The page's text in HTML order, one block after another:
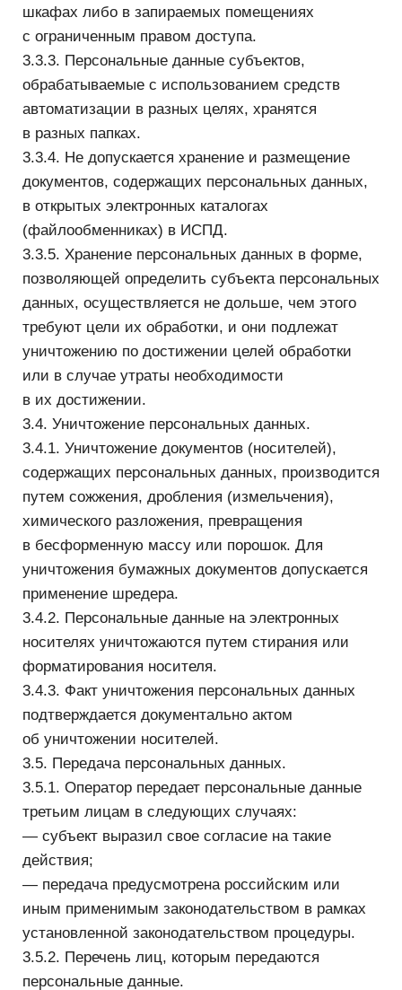
— территориальный фонд обязательного
медицинского страхования (на законных
основаниях);
— страховые медицинские организации
по обязательному и добровольному
медицинскому страхованию (на законных
основаниях);
— банки для начисления заработной платы
(на основании договора);
— органы МВД России в случаях, установленных
законодательством;
4. Защита персональных данных
документов Оператором создана система защиты
персональных данных (СЗПД), состоящая
из подсистем правовой, организационной
и технической защиты.
собой комплекс правовых, организационно-
распорядительных и нормативных документов,
обеспечивающих создание, функционирование
и совершенствование СЗПД.
включает в себя организацию структуры
управления СЗПД, разрешительной системы,
защиты информации при работе с сотрудниками,
партнерами и сторонними лицами.
4.4. Подсистема технической защиты включает
в себя комплекс технических, программных,
программно-аппаратных средств,
обеспечивающих защиту персональных данных.
4.4. Основными мерами защиты персональных
данных, используемыми Оператором, являются:
4.5.1. Назначение лица, ответственного
за обработку персональных данных, которое
осуществляет организацию обработки
персональных данных, обучение и инструктаж,
внутренний контроль за соблюдением
учреждением и его работниками требований
к защите персональных данных.
4.5.2. Определение актуальных угроз
безопасности персональных данных при
их обработке в ИСПД и разработка мер
и мероприятий по защите персональных данных.
4.5.3. Разработка политики в отношении
обработки персональных данных.
4.5.4. Установление правил доступа
к персональных данных, обрабатываемым
в ИСПД, а также обеспечение регистрации